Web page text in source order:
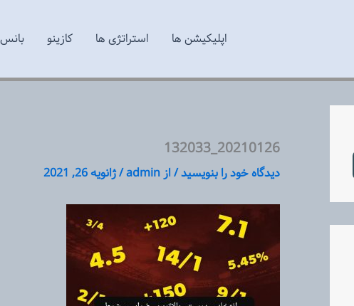
اپلیکیشن ها استراتژی ها کازینو
20210126_132033
دیدگاه‌ خود را بنویسید/ از admin
/ژانویه 26, 2021